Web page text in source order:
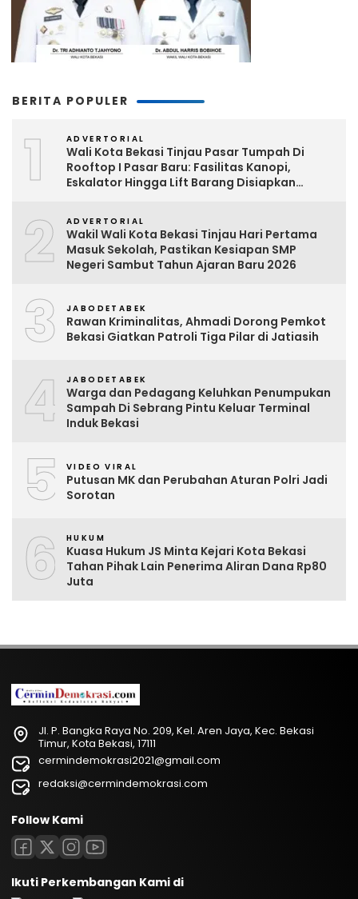
BERITA POPULER
1 ADVERTORIAL
Wali Kota Bekasi Tinjau Pasar Tumpah Di
Rooftop I Pasar Baru: Fasilitas Kanopi,
Eskalator Hingga Lift Barang Disiapkan
2 ADVERTORIAL
Wakil Wali Kota Bekasi Tinjau Hari Pertama
Masuk Sekolah, Pastikan Kesiapan SMP
Negeri Sambut Tahun Ajaran Baru 2026
3 JABODETABEK
Rawan Kriminalitas, Ahmadi Dorong Pemkot
Bekasi Giatkan Patroli Tiga Pilar di Jatiasih
4 JABODETABEK
Warga dan Pedagang Keluhkan Penumpukan
Sampah Di Sebrang Pintu Keluar Terminal
Induk Bekasi
5 VIDEO VIRAL
Putusan MK dan Perubahan Aturan Polri Jadi
Sorotan
6 HUKUM
Kuasa Hukum JS Minta Kejari Kota Bekasi
Tahan Pihak Lain Penerima Aliran Dana Rp80
Juta
Jl. P. Bangka Raya No. 209, Kel. Aren Jaya, Kec. Bekasi
Timur, Kota Bekasi, 17111
cermindemokrasi2021@gmail.com
redaksi@cermindemokrasi.com
Follow Kami
Ikuti Perkembangan Kami di